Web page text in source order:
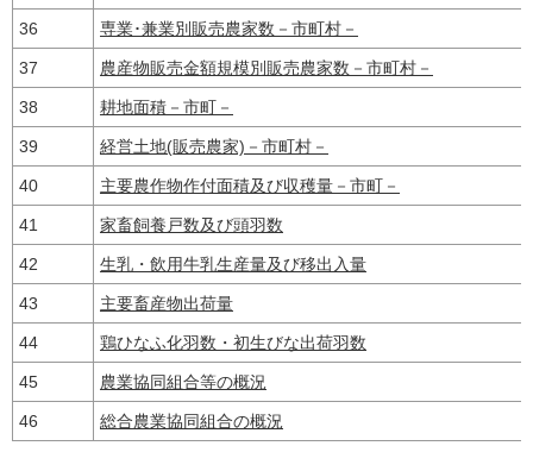
36 専業･兼業別販売農家数－市町村－
37 農産物販売金額規模別販売農家数－市町村－
38 耕地面積－市町－
39 経営土地(販売農家)－市町村－
40 主要農作物作付面積及び収穫量－市町－
41 家畜飼養戸数及び頭羽数
42 生乳・飲用牛乳生産量及び移出入量
43 主要畜産物出荷量
44 鶏ひなふ化羽数・初生びな出荷羽数
45 農業協同組合等の概況
46 総合農業協同組合の概況